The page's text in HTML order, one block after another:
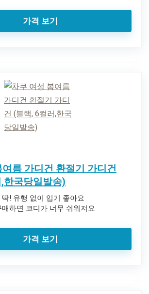
가격 보기
름 가디건 환절기 가디건
한국당일발송)
! 유행 없이 입기 좋아요
하면 코디가 너무 쉬워져요
가격 보기